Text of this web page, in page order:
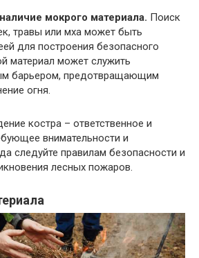
мокрого материала. Поиск
травы или мха может быть
для построения безопасного
материал может служить
барьером, предотвращающим
огня.
костра – ответственное и
внимательности и
следуйте правилам безопасности и
лесных пожаров.